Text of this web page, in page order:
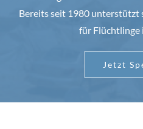
Bereits seit 1980 unterstützt
für Flüchtlinge
Jetzt